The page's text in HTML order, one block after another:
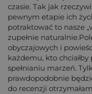
czasie. Tak jak
pewnym etapie ich
potraktować to nasze
zupełnie
obyczajowych i
każdemu, kto chciałby
spełnianiu marzeń.
prawdopodobnie
do recenzji